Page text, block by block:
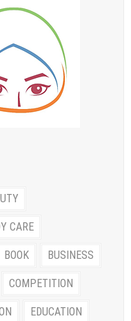
CARE
BOOK BUSINESS
COMPETITION
EDUCATION